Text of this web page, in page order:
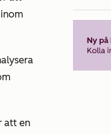
att en